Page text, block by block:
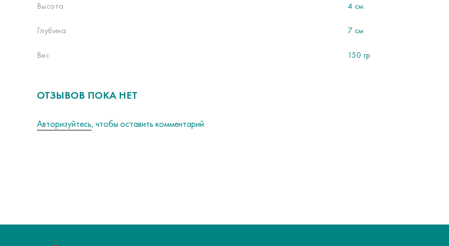
Высота 4 см
Глубина 7 см
Вес 150 гр
ОТЗЫВОВ ПОКА НЕТ
Авторизуйтесь, чтобы оставить комментарий